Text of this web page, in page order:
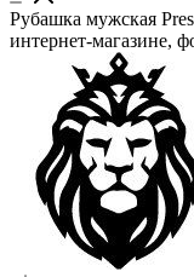
Рубашка мужская
интернет-магазине,